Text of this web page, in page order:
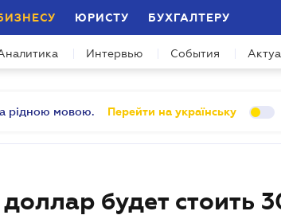
ЮРИСТУ БУХГАЛТЕРУ
Интервью События
рідною мовою. Перейти на українську
будет стоить